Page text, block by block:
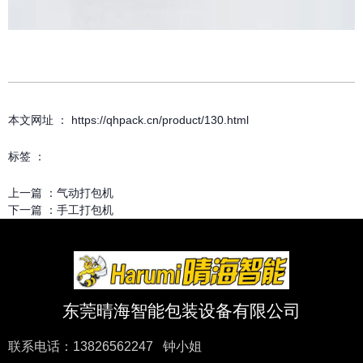
本文网址 ： https://qhpack.cn/product/130.html
标签 ：
上一篇 ： 气动打包机
下一篇 ： 手工打包机
东莞晴海智能包装设备有限公司
联系电话：13826562247 钟小姐